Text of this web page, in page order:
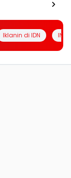
Iklanin di IDN